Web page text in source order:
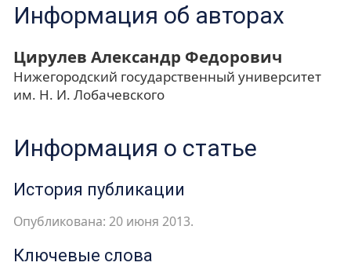
Информация об авторах
Цирулев Александр Федорович
Нижегородский государственный университет
им. Н. И. Лобачевского
Информация о статье
История публикации
Опубликована: 20 июня 2013.
Ключевые слова